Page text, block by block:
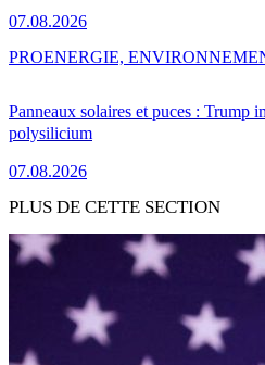
07.08.2026
Panneaux solaires et puces : Trump
polysilicium
07.08.2026
PROENERGIE,
PLUS DE CETTE SECTION